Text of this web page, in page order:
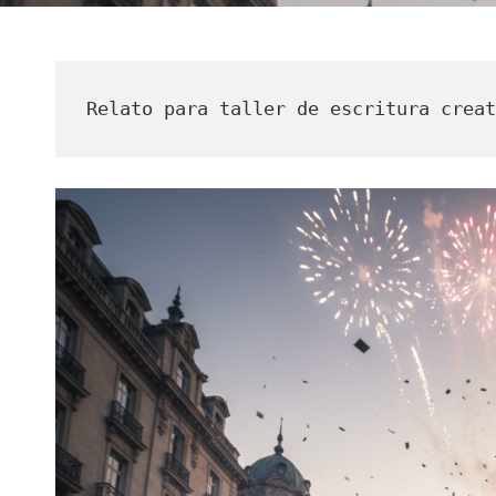
Relato para taller de escritura